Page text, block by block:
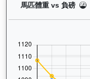
馬匹體重 vs 負磅